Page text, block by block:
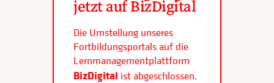
jetzt auf BizDigital
Die Umstellung unseres
Fortbildungsportals auf die
Lernmanagementplattform
BizDigital ist abgeschlossen.